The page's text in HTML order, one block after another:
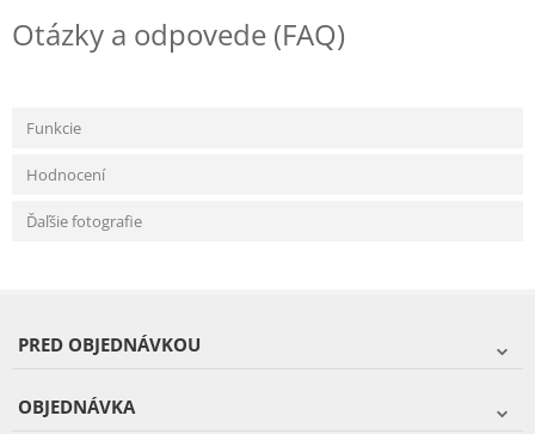
Otázky a odpovede (FAQ)
Funkcie
Hodnocení
Ďaľšie fotografie
PRED OBJEDNÁVKOU
OBJEDNÁVKA